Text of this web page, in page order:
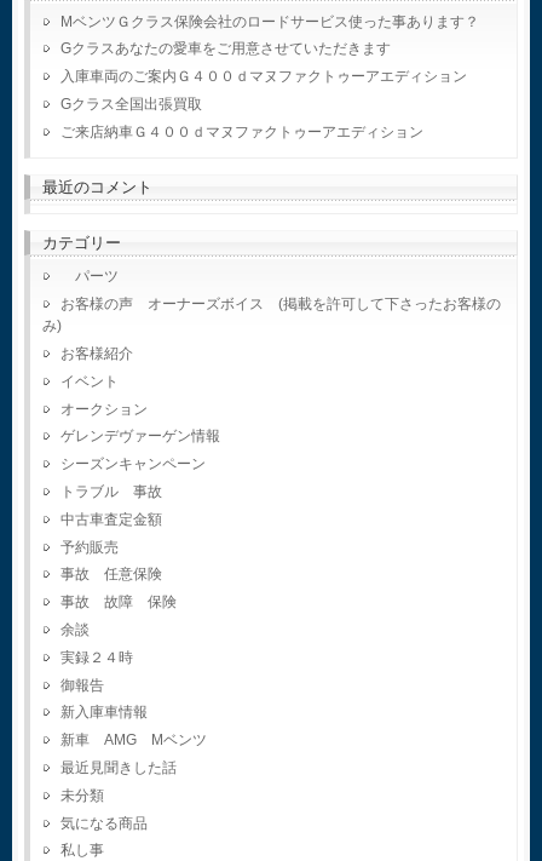
MベンツＧクラス保険会社のロードサービス使った事あります？
Gクラスあなたの愛車をご用意させていただきます
入庫車両のご案内Ｇ４００ｄマヌファクトゥーアエディション
Gクラス全国出張買取
ご来店納車Ｇ４００ｄマヌファクトゥーアエディション
最近のコメント
カテゴリー
パーツ
お客様の声 オーナーズボイス (掲載を許可して下さったお客様の
み)
お客様紹介
イベント
オークション
ゲレンデヴァーゲン情報
シーズンキャンペーン
トラブル 事故
中古車査定金額
予約販売
事故 任意保険
事故 故障 保険
余談
実録２４時
御報告
新入庫車情報
新車 AMG Mベンツ
最近見聞きした話
未分類
気になる商品
私し事